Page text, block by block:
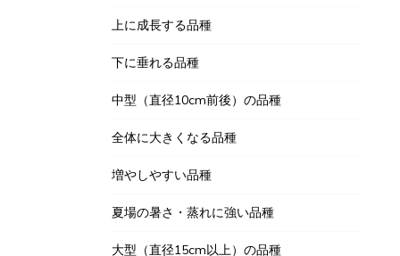
上に成長する品種
下に垂れる品種
中型（直径10cm前後）の品種
全体に大きくなる品種
増やしやすい品種
夏場の暑さ・蒸れに強い品種
大型（直径15cm以上）の品種